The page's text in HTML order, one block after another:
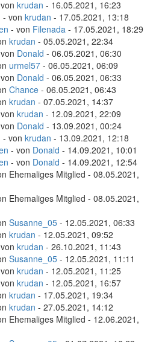
krudan - 16.05.2021, 16:23
- von krudan - 17.05.2021, 13:18
- von Filenada - 17.05.2021, 18:29
krudan - 05.05.2021, 22:34
Donald - 06.05.2021, 06:30
urmel57 - 06.05.2021, 06:09
Donald - 06.05.2021, 06:33
Chance - 06.05.2021, 06:43
krudan - 07.05.2021, 14:37
krudan - 12.09.2021, 22:09
Donald - 13.09.2021, 00:24
- von krudan - 13.09.2021, 12:18
- von Donald - 14.09.2021, 10:01
- von Donald - 14.09.2021, 12:54
Ehemaliges Mitglied - 08.05.2021,
Ehemaliges Mitglied - 08.05.2021,
Susanne_05 - 12.05.2021, 06:33
krudan - 12.05.2021, 09:52
krudan - 26.10.2021, 11:43
Susanne_05 - 12.05.2021, 11:11
krudan - 12.05.2021, 11:25
krudan - 12.05.2021, 16:57
krudan - 17.05.2021, 19:34
krudan - 27.05.2021, 14:12
Ehemaliges Mitglied - 12.06.2021,